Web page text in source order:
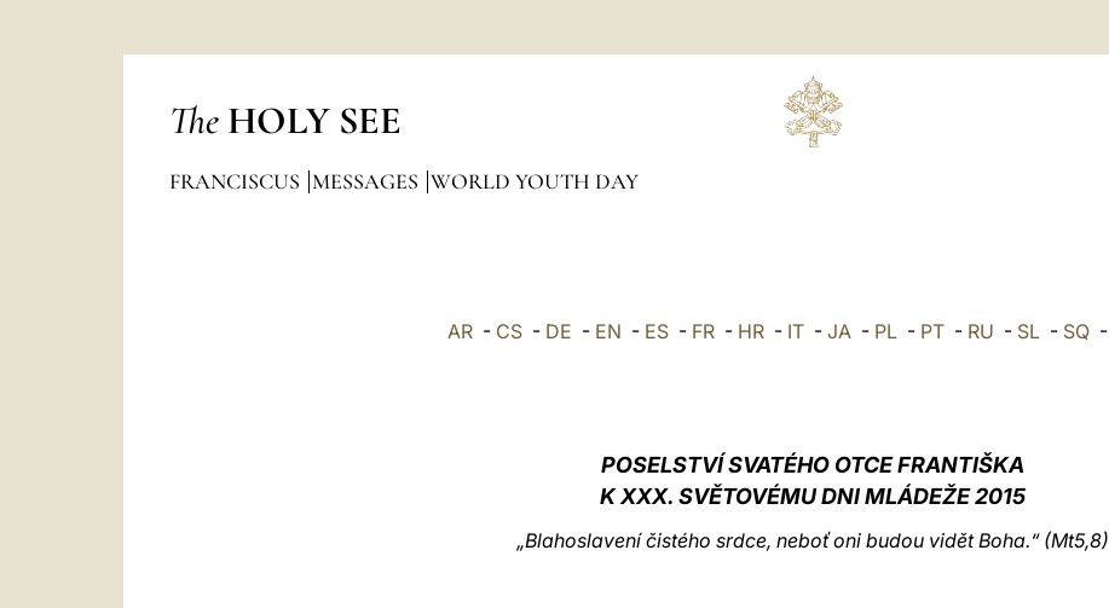
The HOLY SEE
FRANCISCUS MESSAGES WORLD YOUTH DAY
AR - CS - DE - EN - ES - FR - HR - IT - JA - PL - PT - RU - SL - SQ -
POSELSTVÍ SVATÉHO OTCE FRANTIŠKA
K XXX. SVĚTOVÉMU DNI MLÁDEŽE 2015
„Blahoslavení čistého srdce, neboť oni budou vidět Boha.“ (Mt5,8)